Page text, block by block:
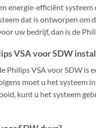
energie-efficiënt
dat is ontworpen om
uw bedrijf, dan is de
VSA voor SDW
Philips VSA voor SDW is
moet u het systeem
kunt u het systeem